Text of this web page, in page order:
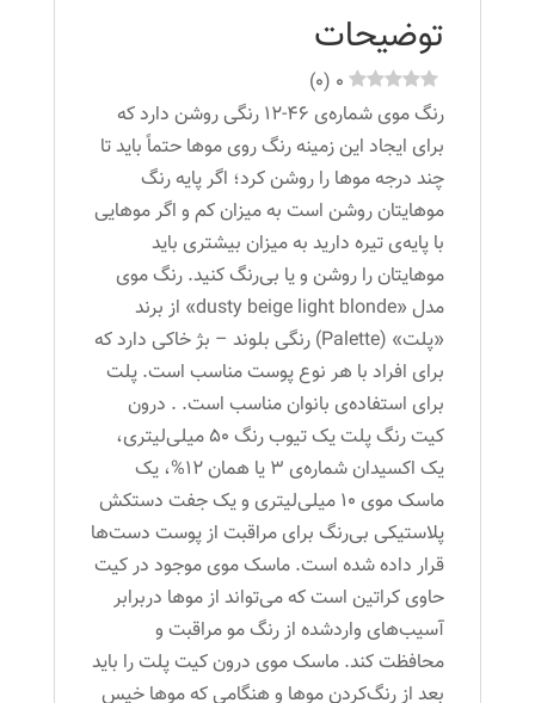
بلوند
عدد
توضیحات
0
(
0
)
رنگ موی شماره‌ی 46-12 رنگی روشن دارد که
برای ایجاد این زمینه رنگ روی موها حتماً باید تا
چند درجه موها را روشن کرد؛ اگر پایه رنگ
موهایتان روشن است به میزان کم و اگر موهایی
با پایه‌ی تیره دارید به میزان بیشتری باید
موهایتان را روشن و یا بی‌رنگ کنید. رنگ موی
مدل «dusty beige light blonde» از برند
«پلت» (Palette) رنگی بلوند – بژ خاکی دارد که
برای افراد با هر نوع پوست‌ مناسب است. پلت
برای استفاده‌ی بانوان مناسب است. . درون
کیت رنگ پلت یک تیوب رنگ 50 میلی‌لیتری،
یک اکسیدان شماره‌ی 3 یا همان 12%، یک
ماسک ‌موی 10 میلی‌لیتری و یک جفت دستکش
پلاستیکی بی‌رنگ برای مراقبت از پوست دست‌ها
قرار داده شده است. ماسک موی موجود در کیت
حاوی کراتین است که می‌تواند از موها دربرابر
آسیب‌های واردشده از رنگ مو مراقبت و
محافظت کند. ماسک موی درون کیت پلت را باید
بعد از رنگ‌کردن موها و هنگامی که موها خیس